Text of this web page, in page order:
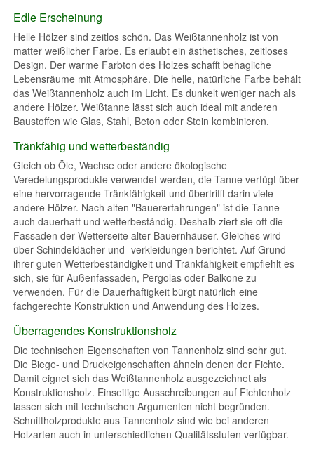
Edle Erscheinung
Helle Hölzer sind zeitlos schön. Das Weißtannenholz ist von
matter weißlicher Farbe. Es erlaubt ein ästhetisches, zeitloses
Design. Der warme Farbton des Holzes schafft behagliche
Lebensräume mit Atmosphäre. Die helle, natürliche Farbe behält
das Weißtannenholz auch im Licht. Es dunkelt weniger nach als
andere Hölzer. Weißtanne lässt sich auch ideal mit anderen
Baustoffen wie Glas, Stahl, Beton oder Stein kombinieren.
Tränkfähig und wetterbeständig
Gleich ob Öle, Wachse oder andere ökologische
Veredelungsprodukte verwendet werden, die Tanne verfügt über
eine hervorragende Tränkfähigkeit und übertrifft darin viele
andere Hölzer. Nach alten "Bauererfahrungen" ist die Tanne
auch dauerhaft und wetterbeständig. Deshalb ziert sie oft die
Fassaden der Wetterseite alter Bauernhäuser. Gleiches wird
über Schindeldächer und -verkleidungen berichtet. Auf Grund
ihrer guten Wetterbeständigkeit und Tränkfähigkeit empfiehlt es
sich, sie für Außenfassaden, Pergolas oder Balkone zu
verwenden. Für die Dauerhaftigkeit bürgt natürlich eine
fachgerechte Konstruktion und Anwendung des Holzes.
Überragendes Konstruktionsholz
Die technischen Eigenschaften von Tannenholz sind sehr gut.
Die Biege- und Druckeigenschaften ähneln denen der Fichte.
Damit eignet sich das Weißtannenholz ausgezeichnet als
Konstruktionsholz. Einseitige Ausschreibungen auf Fichtenholz
lassen sich mit technischen Argumenten nicht begründen.
Schnittholzprodukte aus Tannenholz sind wie bei anderen
Holzarten auch in unterschiedlichen Qualitätsstufen verfügbar.